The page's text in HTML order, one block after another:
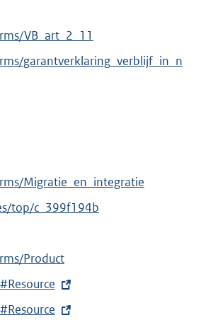
VB_art_2_11
garantverklaring_verblijf_in_n
Migratie_en_integratie
top/c_399f194b
Product